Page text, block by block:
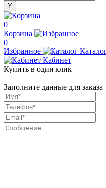
0
Корзина
0
Избранное
Кабинет
Купить в один клик
Заполните данные для заказа